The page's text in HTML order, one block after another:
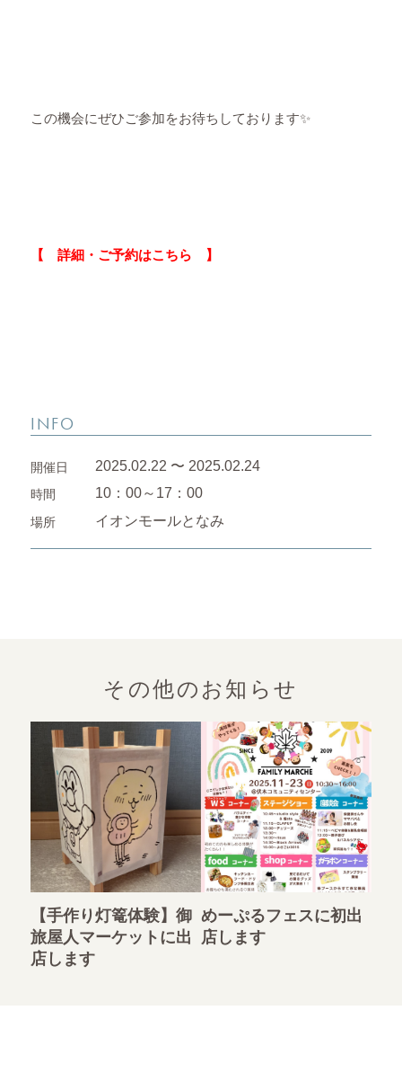
この機会にぜひご参加をお待ちしております✨
【 詳細・ご予約はこちら 】
INFO
開催日 2025.02.22 〜 2025.02.24
時間 10：00～17：00
場所 イオンモールとなみ
その他のお知らせ
【手作り灯篭体験】御
旅屋人マーケットに出
店します
めーぷるフェスに初出
店します